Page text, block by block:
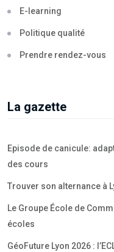
E-learning
Politique qualité
Prendre rendez-vous
La gazette
Episode de canicule:
des cours
Trouver son alternance à
Le Groupe École de
écoles
GéoFuture Lyon 2026 :